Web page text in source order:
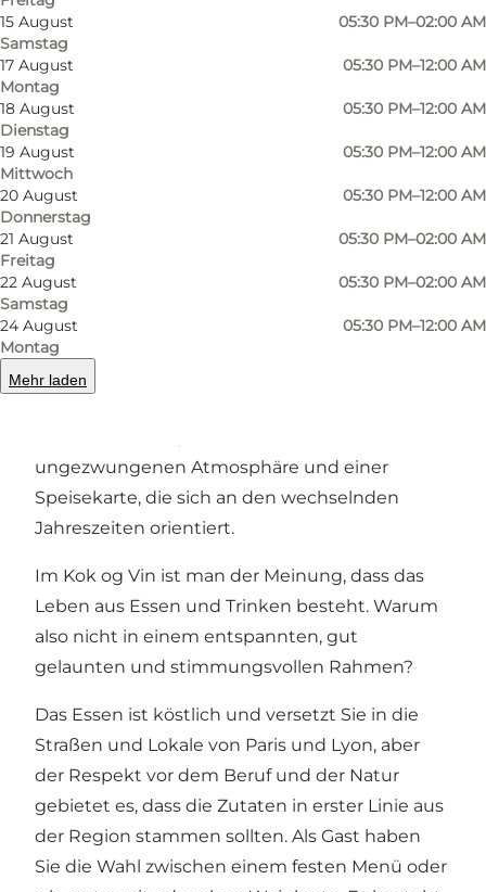
15 August
Samstag
05:30 PM–02:00 AM
17 August
Montag
05:30 PM–12:00 AM
18 August
Dienstag
05:30 PM–12:00 AM
19 August
Mittwoch
05:30 PM–12:00 AM
20 August
Donnerstag
05:30 PM–12:00 AM
21 August
Freitag
05:30 PM–02:00 AM
22 August
Samstag
05:30 PM–02:00 AM
24 August
Montag
05:30 PM–12:00 AM
Mehr laden
Foto: VisitOdense
©Kok og Vin
Foto:
ungezwungenen Atmosphäre und einer
Speisekarte, die sich an den wechselnden
Jahreszeiten orientiert.
Im Kok og Vin ist man der Meinung, dass das
Leben aus Essen und Trinken besteht. Warum
also nicht in einem entspannten, gut
gelaunten und stimmungsvollen Rahmen?
Das Essen ist köstlich und versetzt Sie in die
Straßen und Lokale von Paris und Lyon, aber
der Respekt vor dem Beruf und der Natur
gebietet es, dass die Zutaten in erster Linie aus
der Region stammen sollten. Als Gast haben
Sie die Wahl zwischen einem festen Menü oder